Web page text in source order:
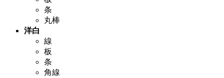
条
丸棒
洋白
線
板
条
角線